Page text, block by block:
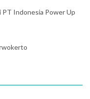
Indonesia Power Up